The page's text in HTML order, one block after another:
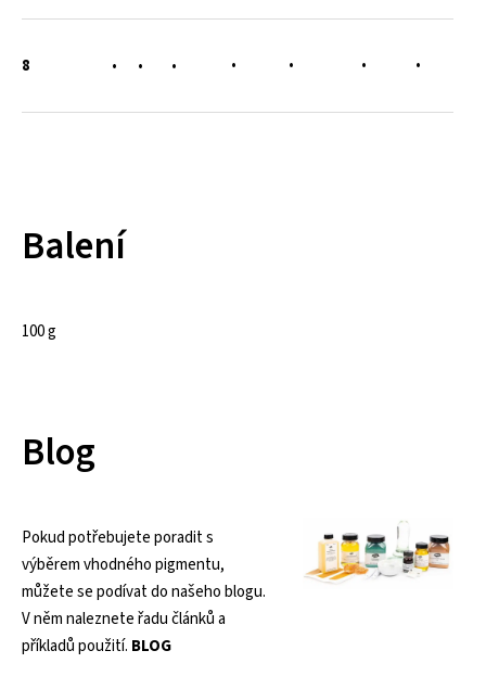
8 • • • • • • •
Balení
100 g
Blog
Pokud potřebujete poradit s
výběrem vhodného pigmentu,
můžete se podívat do našeho blogu.
V něm naleznete řadu článků a
příkladů použití. BLOG